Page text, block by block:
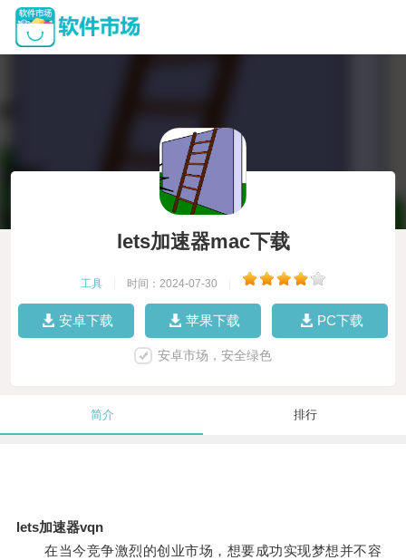
lets加速器mac下载
工具 时间：2024-07-30
安卓下载 苹果下载 PC下载
安卓市场，安全绿色
简介 排行
lets加速器vqn
在当今竞争激烈的创业市场，想要成功实现梦想并不容